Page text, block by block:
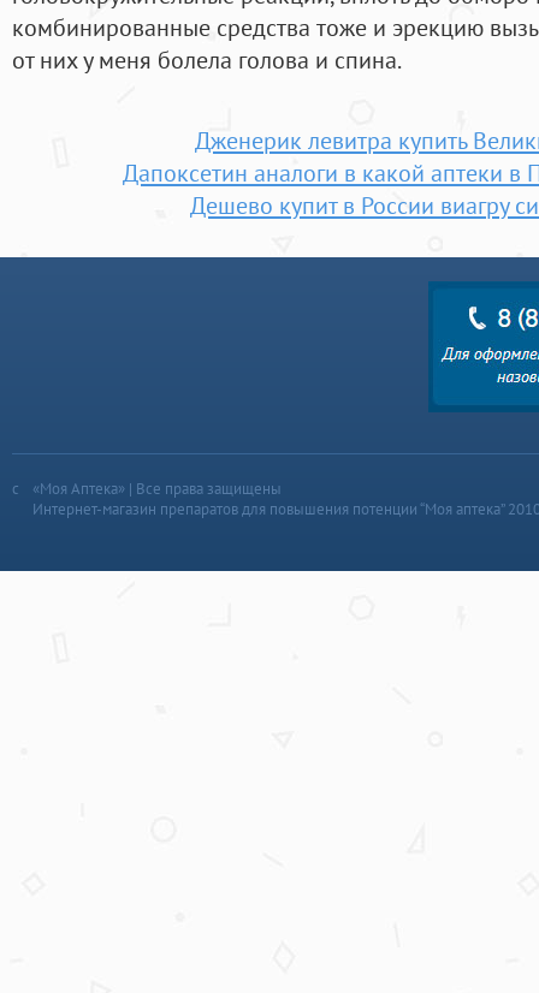
комбинированные средства тоже и эрекцию
от них у меня болела голова и спина.
Дженерик левитра купить
Дапоксетин аналоги в какой аптеки в
Дешево купит в России виагру
«Моя Аптека» | Все права защищены
Интернет-магазин препаратов для повышения потенции “Моя аптека”